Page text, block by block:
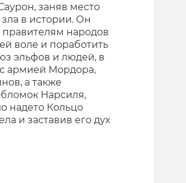
заняв место
в истории. Он
правителям народов
воле и поработить
эльфов и людей, в
армией Мордора,
а также
Нарсиля,
надето Кольцо
и заставив его дух